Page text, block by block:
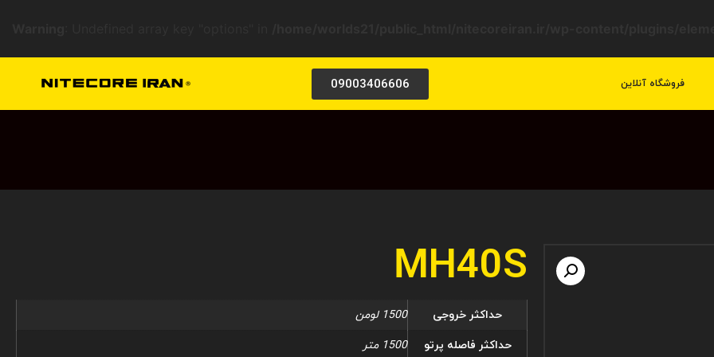
فروشگاه آنلاین 09003406606
MH40S
حداکثر خروجی
1500 لومن
حداکثر فاصله پرتو
1500 متر